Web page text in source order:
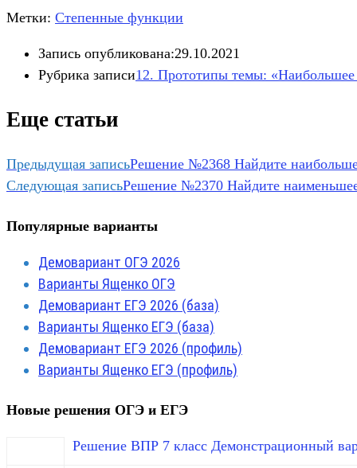
Метки: Степенные функции
Запись опубликована:29.10.2021
Рубрика записи12. Прототипы темы:
Еще статьи
Предыдущая записьРешение №2368 Найдите
Следующая записьРешение №2370 Найдите
Популярные варианты
Демовариант ОГЭ 2026
Варианты Ященко ОГЭ
Демовариант ЕГЭ 2026 (база)
Варианты Ященко ЕГЭ (база)
Демовариант ЕГЭ 2026 (профиль)
Варианты Ященко ЕГЭ (профиль)
Новые решения ОГЭ и ЕГЭ
Решение ВПР 7 класс Демонстрационный